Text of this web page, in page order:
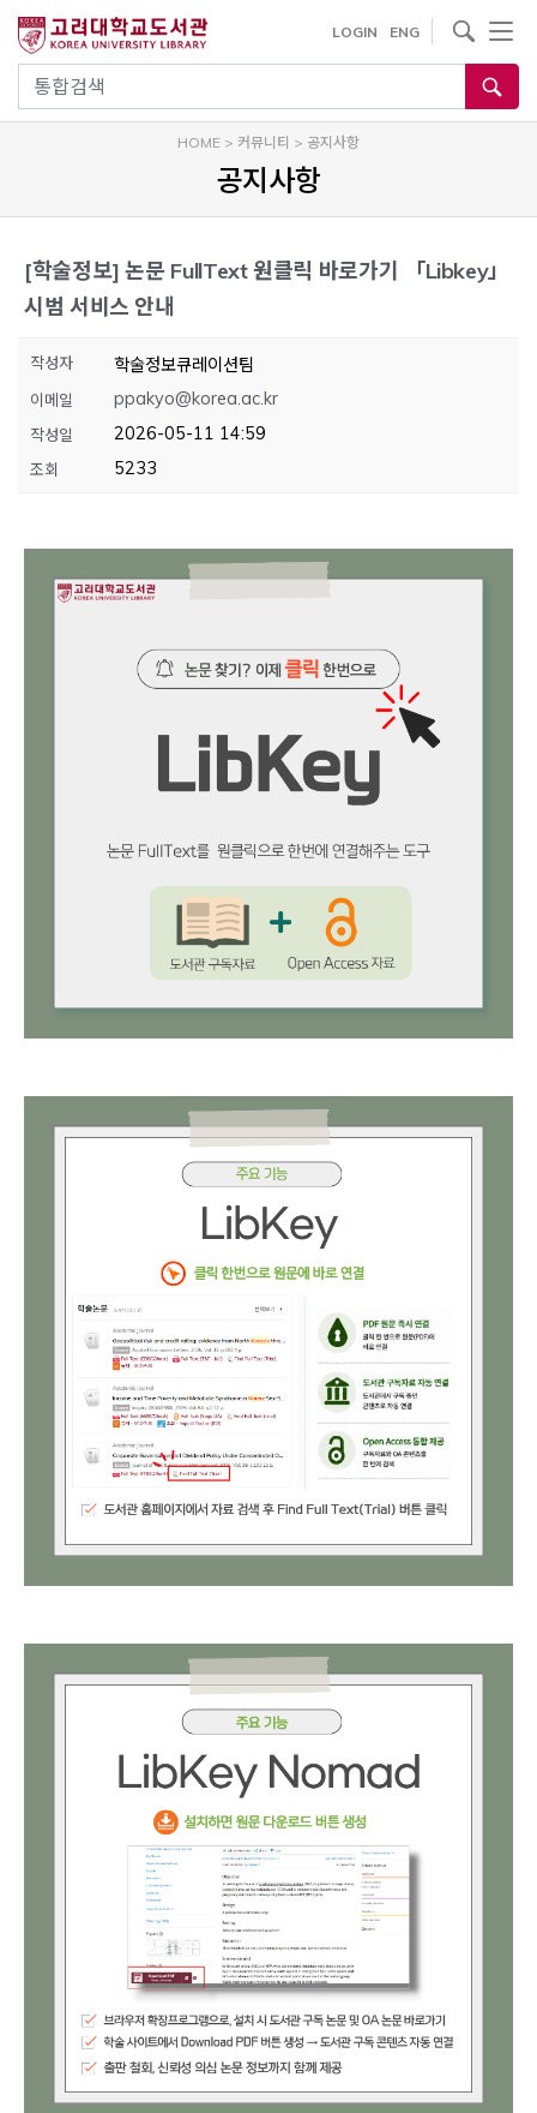
건
기
통합검색
LOGIN ENG
사이트내 검색
HOME > 커뮤니티 > 공지사항
공지사항
[학술정보]논문 FullText 원클릭 바로가기 「Libkey」
시범 서비스 안내
작성자 학술정보큐레이션팀
이메일 ppakyo@korea.ac.kr
작성일 2026-05-11 14:59
조회 5233